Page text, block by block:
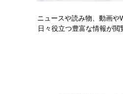
ニュースや読み物、動画や
日々役立つ豊富な情報が閲